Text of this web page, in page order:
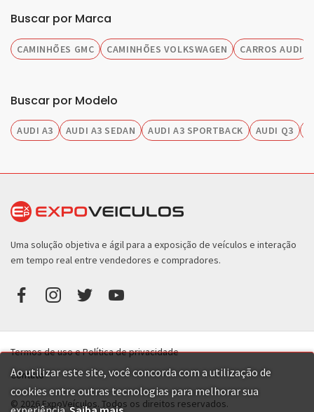
Buscar por Marca
CAMINHÕES GMC CAMINHÕES VOLKSWAGEN CARROS AUDI
Buscar por Modelo
AUDI A3 AUDI A3 SEDAN AUDI A3 SPORTBACK AUDI Q3
Ao utilizar este site, você concorda com a utilização de
cookies entre outras tecnologias para melhorar sua
Uma solução objetiva e ágil para a exposição de veículos e interação
em tempo real entre vendedores e compradores.
Termos de uso e Política de privacidade
Contato
© 2026 ExpoVeículos. Todos os direitos reservados.